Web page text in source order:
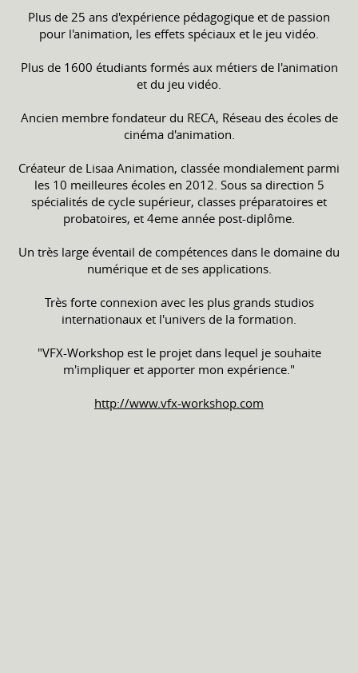
Plus de 25 ans d'expérience pédagogique et de passion
pour l'animation, les effets spéciaux et le jeu vidéo.
Plus de 1600 étudiants formés aux métiers de l'animation
et du jeu vidéo.
Ancien membre fondateur du RECA, Réseau des écoles de
cinéma d'animation.
Créateur de Lisaa Animation, classée mondialement parmi
les 10 meilleures écoles en 2012. Sous sa direction 5
spécialités de cycle supérieur, classes préparatoires et
probatoires, et 4eme année post-diplôme.
Un très large éventail de compétences dans le domaine du
numérique et de ses applications.
Très forte connexion avec les plus grands studios
internationaux et l'univers de la formation.
"VFX-Workshop est le projet dans lequel je souhaite
m'impliquer et apporter mon expérience."
http://www.vfx-workshop.com